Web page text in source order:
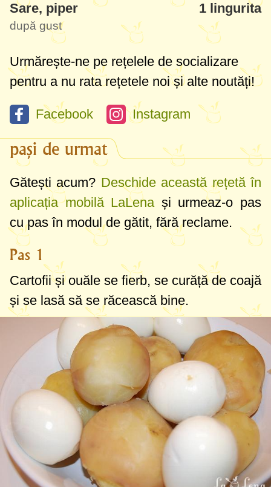
Sare, piper 1 lingurita
după gust
Urmărește-ne pe rețelele de socializare
pentru a nu rata rețetele noi și alte noutăți!
Facebook Instagram
pași de urmat
Gătești acum? Deschide această rețetă în
aplicația mobilă LaLena și urmeaz-o pas
cu pas în modul de gătit, fără reclame.
Pas 1
Cartofii și ouăle se fierb, se curăță de coajă
și se lasă să se răcească bine.